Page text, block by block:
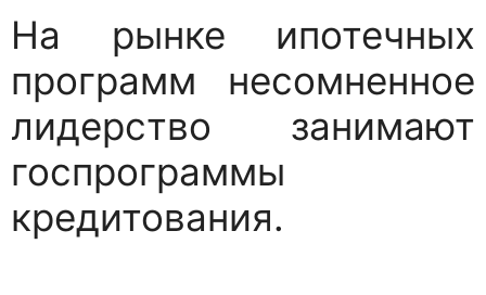
На рынке ипотечных
программ несомненное
лидерство занимают
госпрограммы
кредитования.